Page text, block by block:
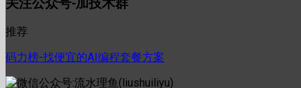
推荐
码力榜-找便宜的AI编程套餐方案